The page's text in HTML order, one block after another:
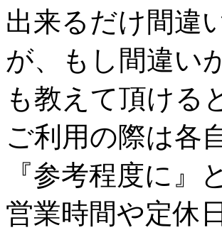
出来るだけ間違
が、もし間違い
も教えて頂ける
ご利用の際は各
『参考程度に
営業時間や定休